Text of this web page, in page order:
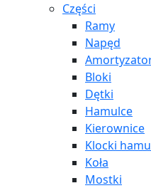
Części
Ramy
Napęd
Bloki
Dętki
Hamulce
Kierownice
Klocki
Koła
Mostki